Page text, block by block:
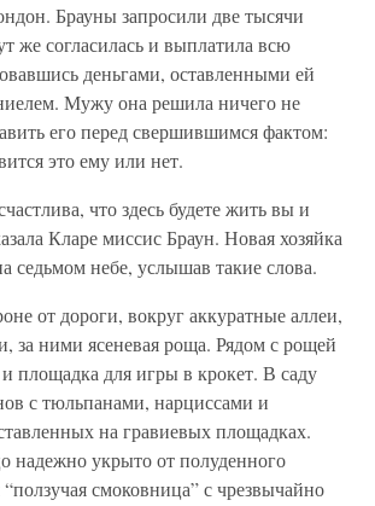
Брауны запросили две тысячи
же согласилась и выплатила всю
деньгами, оставленными ей
Мужу она решила ничего не
его перед свершившимся фактом:
это ему или нет.
что здесь будете жить вы и
Кларе миссис Браун. Новая хозяйка
седьмом небе, услышав такие слова.
от дороги, вокруг аккуратные аллеи,
за ними ясеневая роща. Рядом с рощей
площадка для игры в крокет. В саду
с тюльпанами, нарциссами и
на гравиевых площадках.
надежно укрыто от полуденного
смоковница” с чрезвычайно